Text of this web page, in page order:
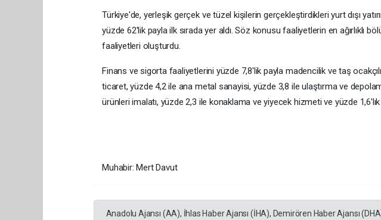
Türkiye'de, yerleşik gerçek ve tüzel kişilerin gerçekleştirdikleri yurt dışı
yüzde 62'lik payla ilk sırada yer aldı. Söz konusu faaliyetlerin en ağırlıklı
faaliyetleri oluşturdu.
Finans ve sigorta faaliyetlerini yüzde 7,8'lik payla madencilik ve taş
ticaret, yüzde 4,2 ile ana metal sanayisi, yüzde 3,8 ile ulaştırma ve
ürünleri imalatı, yüzde 2,3 ile konaklama ve yiyecek hizmeti ve yüzde
Muhabir: Mert Davut
Anadolu Ajansı (AA), İhlas Haber Ajansı (İHA), Demirören Haber Ajansı